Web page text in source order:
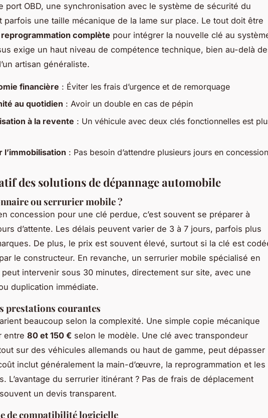
port OBD, une synchronisation avec le système de sécurité du
parfois une taille mécanique de la lame sur place. Le tout doit être
reprogrammation complète pour intégrer la nouvelle clé au
exige un haut niveau de compétence technique, bien au-delà
artisan généraliste.
financière : Éviter les frais d’urgence et de remorquage
au quotidien : Avoir un double en cas de pépin
à la revente : Un véhicule avec deux clés fonctionnelles est
l’immobilisation : Pas besoin d’attendre plusieurs jours en concession
des solutions de dépannage automobile
ou serrurier mobile ?
concession pour une clé perdue, c’est souvent se préparer à
d’attente. Les délais peuvent varier de 3 à 7 jours, parfois plus
De plus, le prix est souvent élevé, surtout si la clé est
le constructeur. En revanche, un serrurier mobile spécialisé en
intervenir sous 30 minutes, directement sur site, avec une
duplication immédiate.
prestations courantes
beaucoup selon la complexité. Une simple copie mécanique
entre 80 et 150 € selon le modèle. Une clé avec transpondeur
sur des véhicules allemands ou haut de gamme, peut dépasser
inclut généralement la main-d’œuvre, la reprogrammation et les
L’avantage du serrurier itinérant ? Pas de frais de déplacement
un devis transparent.
de compatibilité logicielle